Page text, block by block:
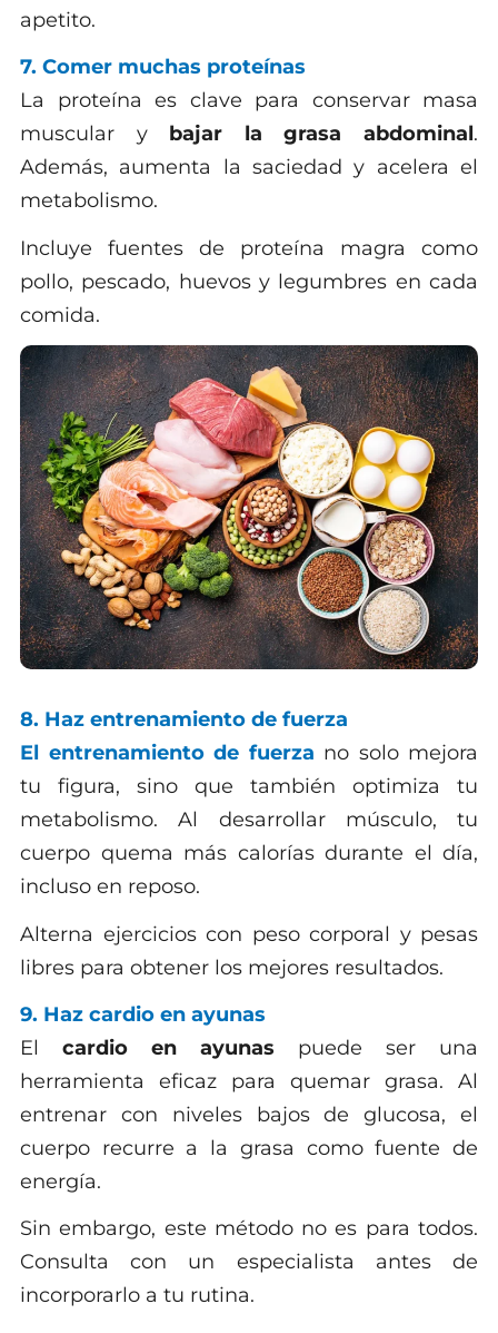
apetito.
7. Comer muchas proteínas
La proteína es clave para conservar masa
muscular y bajar la grasa abdominal.
Además, aumenta la saciedad y acelera el
metabolismo.
Incluye fuentes de proteína magra como
pollo, pescado, huevos y legumbres en cada
comida.
8. Haz entrenamiento de fuerza
El entrenamiento de fuerza no solo mejora
tu figura, sino que también optimiza tu
metabolismo. Al desarrollar músculo, tu
cuerpo quema más calorías durante el día,
incluso en reposo.
Alterna ejercicios con peso corporal y pesas
libres para obtener los mejores resultados.
9. Haz cardio en ayunas
El cardio en ayunas puede ser una
herramienta eficaz para quemar grasa. Al
entrenar con niveles bajos de glucosa, el
cuerpo recurre a la grasa como fuente de
energía.
Sin embargo, este método no es para todos.
Consulta con un especialista antes de
incorporarlo a tu rutina.